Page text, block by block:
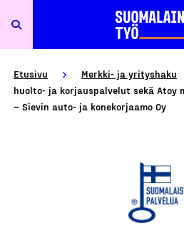
Etusivu Merkki- ja yrityshaku
huolto- ja korjauspalvelut sekä Atoy
– Sievin auto- ja konekorjaamo Oy